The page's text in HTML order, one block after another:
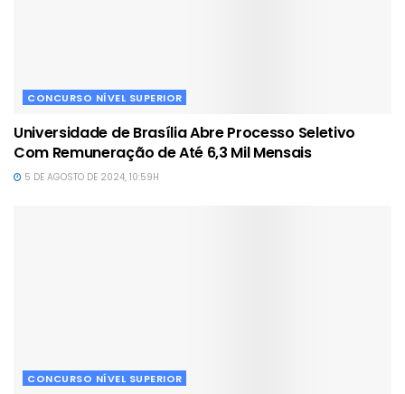
CONCURSO NÍVEL SUPERIOR
Universidade de Brasília Abre Processo Seletivo
Com Remuneração de Até 6,3 Mil Mensais
5 DE AGOSTO DE 2024, 10:59H
CONCURSO NÍVEL SUPERIOR